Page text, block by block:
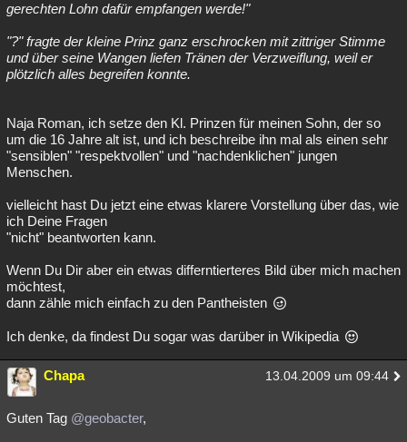
gerechten Lohn dafür empfangen werde!"
"?" fragte der kleine Prinz ganz erschrocken mit zittriger Stimme
und über seine Wangen liefen Tränen der Verzweiflung, weil er
plötzlich alles begreifen konnte.
Naja Roman, ich setze den Kl. Prinzen für meinen Sohn, der so
um die 16 Jahre alt ist, und ich beschreibe ihn mal als einen sehr
"sensiblen" "respektvollen" und "nachdenklichen" jungen
Menschen.
vielleicht hast Du jetzt eine etwas klarere Vorstellung über das, wie
ich Deine Fragen
"nicht" beantworten kann.
Wenn Du Dir aber ein etwas differntierteres Bild über mich machen
möchtest,
dann zähle mich einfach zu den Pantheisten
Ich denke, da findest Du sogar was darüber in Wikipedia
Chapa 13.04.2009 um 09:44
Guten Tag @geobacter,